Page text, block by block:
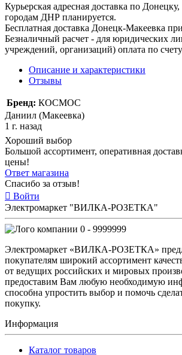
Курьерская адресная доставка по
городам ДНР планируется.
Бесплатная доставка Донецк-Макеевка
Безналичный расчет - для юридических
учреждений, организаций) оплата по
Описание и характеристики
Отзывы
Бренд: КОСМОС
Даниил (Макеевка)
1 г. назад
Хороший выбор
Большой ассортимент, оперативная
цены!
Ответ магазина
Спасибо за отзыв!
Войти
Электромаркет "ВИЛКА-РОЗЕТКА"
0 - 9999999
Электромаркет «ВИЛКА-РОЗЕТКА»
покупателям широкий ассортимент
от ведущих российских и мировых
предоставим Вам любую необходимую
способна упростить выбор и помочь
покупку.
Информация
Каталог товаров